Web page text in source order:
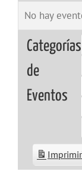
No hay
Categorías
de
Eventos
Imprimir